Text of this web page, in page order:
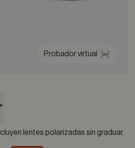
Probador virtual
lentes polarizadas sin graduar.